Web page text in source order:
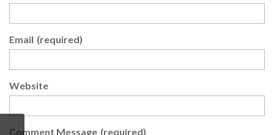
Email (required)
Website
Comment Message (required)